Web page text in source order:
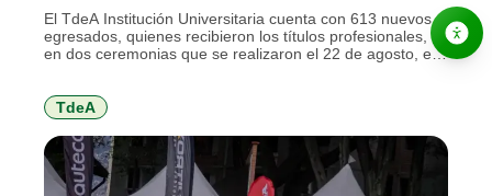
El TdeA Institución Universitaria cuenta con 613 nuevos
egresados, quienes recibieron los títulos profesionales,
en dos ceremonias que se realizaron el 22 de agosto, en
comprometidas con el desarrollo del departamento y del
país, que se narran en dos […]
TdeA